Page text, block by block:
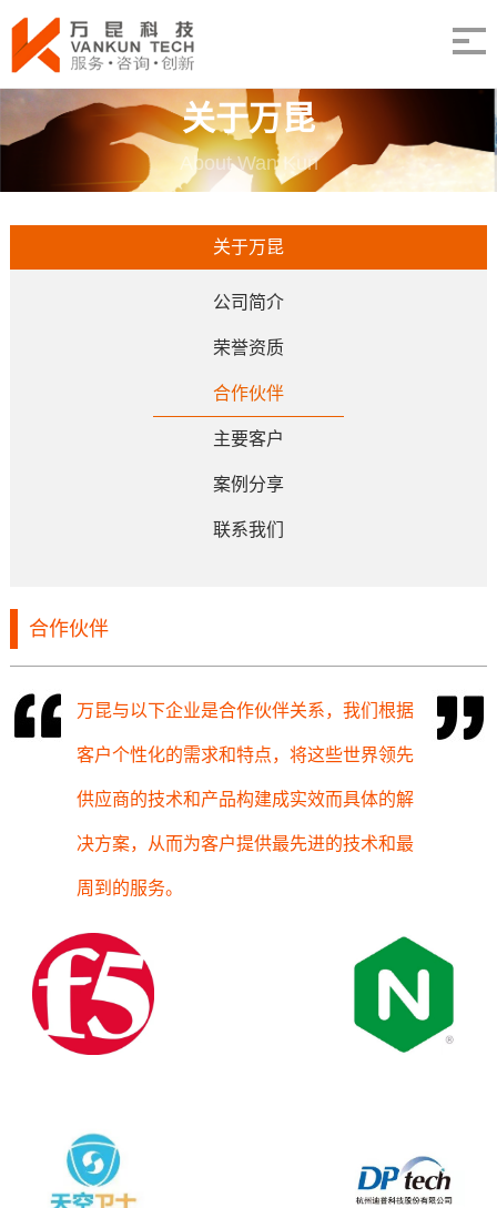
关于万昆
About Wan Kun
关于万昆
公司简介
荣誉资质
合作伙伴
主要客户
案例分享
联系我们
合作伙伴
万昆与以下企业是合作伙伴关系，我们根据
客户个性化的需求和特点，将这些世界领先
供应商的技术和产品构建成实效而具体的解
决方案，从而为客户提供最先进的技术和最
周到的服务。